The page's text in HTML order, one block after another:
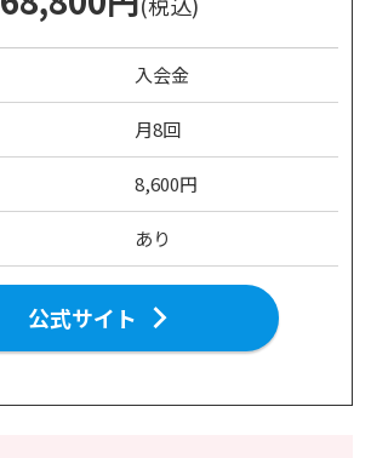
入会金
月8回
8,600円
あり
公式サイト